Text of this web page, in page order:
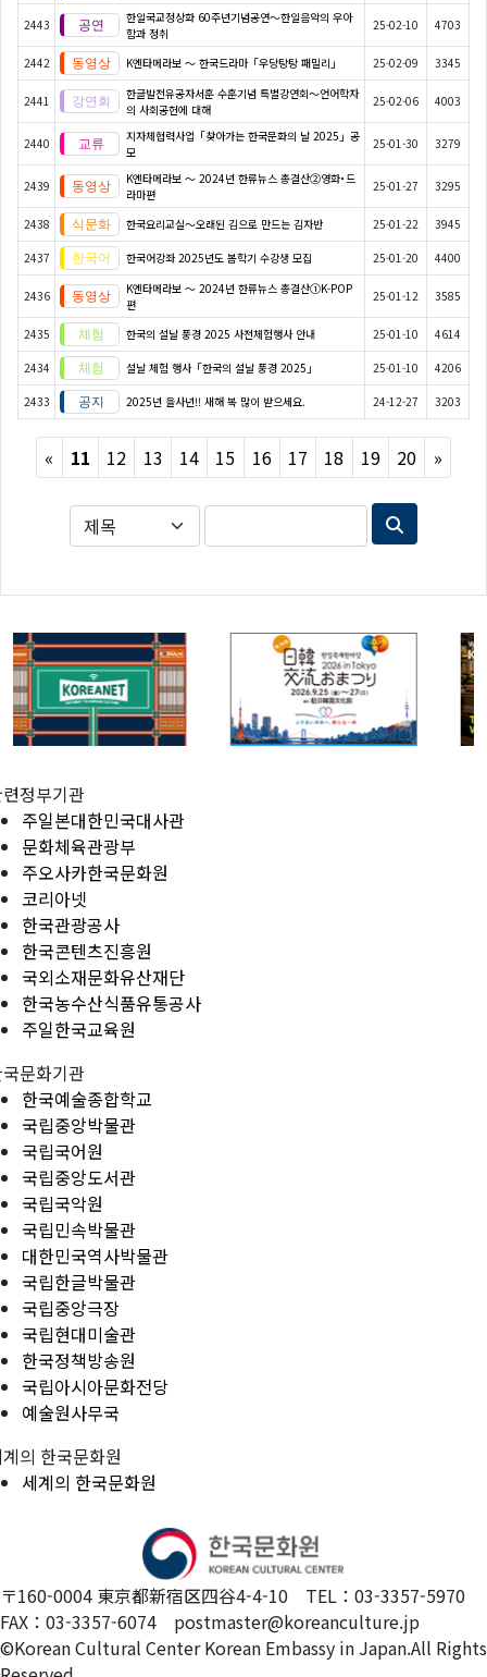
2443
한일국교정상화 60주년기념공연〜한일음악의 우아
함과 정취
25-02-10 4703
2442 K엔타메라보 ～ 한국드라마「우당탕탕 패밀리」 25-02-09 3345
2441
한글발전유공자서훈 수훈기념 특별강연회〜언어학자
의 사회공헌에 대해
25-02-06 4003
2440
지자체협력사업「찾아가는 한국문화의 날 2025」공
모
25-01-30 3279
2439
K엔타메라보 ～ 2024년 한류뉴스 총결산②영화･드
라마편
25-01-27 3295
2438 한국요리교실〜오래된 김으로 만드는 김자반 25-01-22 3945
2437 한국어강좌 2025년도 봄학기 수강생 모집 25-01-20 4400
2436
K엔타메라보 ～ 2024년 한류뉴스 총결산①K-POP
편
25-01-12 3585
2435 한국의 설날 풍경 2025 사전체험행사 안내 25-01-10 4614
2434 설날 체험 행사「한국의 설날 풍경 2025」 25-01-10 4206
2433 2025년 을사년!! 새해 복 많이 받으세요. 24-12-27 3203
« Previous
11 12 13 14 15 16 17 18 19 20 »Next
정부기관
주일본대한민국대사관
문화체육관광부
주오사카한국문화원
코리아넷
한국관광공사
한국콘텐츠진흥원
국외소재문화유산재단
한국농수산식품유통공사
주일한국교육원
문화기관
한국예술종합학교
국립중앙박물관
국립국어원
국립중앙도서관
국립국악원
국립민속박물관
대한민국역사박물관
국립한글박물관
국립중앙극장
국립현대미술관
한국정책방송원
국립아시아문화전당
예술원사무국
의 한국문화원
세계의 한국문화원
〒160-0004 東京都新宿区四谷4-4-10 TEL：03-3357-5970
FAX：03-3357-6074 postmaster@koreanculture.jp
©Korean Cultural Center Korean Embassy in Japan.All Rights